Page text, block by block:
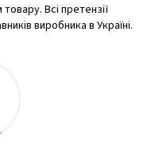
Всі претензії
виробника в Україні.